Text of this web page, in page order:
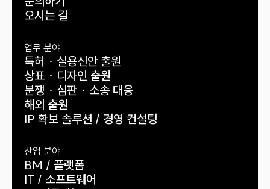
오시는 길
업무 분야
특허 · 실용신안 출원
상표 · 디자인 출원
분쟁 · 심판 · 소송 대응
해외 출원
IP 확보 솔루션 / 경영 컨설팅
산업 분야
BM / 플랫폼
IT / 소프트웨어